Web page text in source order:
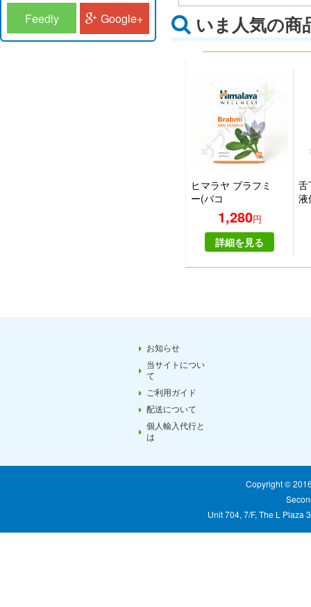
Feedly Google+ いま人気の商
ヒマラヤ ブラフミ
ー(バコ
パ)|HIMALAYA
BRAHMI1,280円
詳細を見る
舌
液
お知らせ
当サイトについ
て
ご利用ガイド
配送について
個人輸入代行と
は
Copyright ©
Unit 704, 7/F, The L Plaza